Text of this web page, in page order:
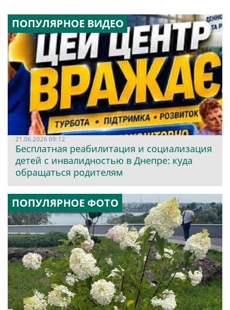
ПОПУЛЯРНОЕ ВИДЕО
21.06.2026 09:12
Бесплатная реабилитация и социализация
детей с инвалидностью в Днепре: куда
обращаться родителям
ПОПУЛЯРНОЕ ФОТО